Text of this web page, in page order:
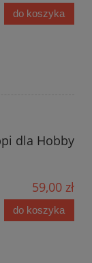
do koszyka
dla Hobby
59,00 zł
do koszyka